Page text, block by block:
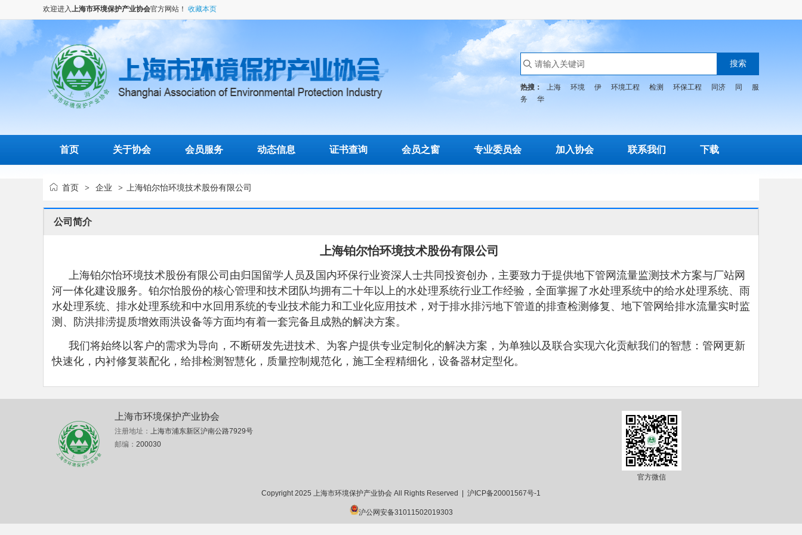
欢迎进入上海市环境保护产业协会官方网站！ 收藏本页
热搜： 上海 环境 伊 环境工程 检测 环保工程 同济 同
服
务
华
首页 关于协会 会员服务 动态信息 证书查询 会员之窗 专业委员会 加入协会 联系我们 下载
首页 > 企业 > 上海铂尔怡环境技术股份有限公司
公司简介
上海铂尔怡环境技术股份有限公司
上海铂尔怡环境技术股份有限公司由归国留学人员及国内环保行业资深人士共同投资创办，主要致力于提供地下管网流量监测技术方案与厂站网
河一体化建设服务。铂尔怡股份的核心管理和技术团队均拥有二十年以上的水处理系统行业工作经验，全面掌握了水处理系统中的给水处理系统、雨
水处理系统、排水处理系统和中水回用系统的专业技术能力和工业化应用技术，对于排水排污地下管道的排查检测修复、地下管网给排水流量实时监
测、防洪排涝提质增效雨洪设备等方面均有着一套完备且成熟的解决方案。
我们将始终以客户的需求为导向，不断研发先进技术、为客户提供专业定制化的解决方案，为单独以及联合实现六化贡献我们的智慧：管网更新
快速化，内衬修复装配化，给排检测智慧化，质量控制规范化，施工全程精细化，设备器材定型化。
上海市环境保护产业协会
注册地址： 上海市浦东新区沪南公路7929号
邮编： 200030
官方微信
Copyright 2025 上海市环境保护产业协会 All Rights Reserved | 沪ICP备20001567号-1
沪公网安备31011502019303